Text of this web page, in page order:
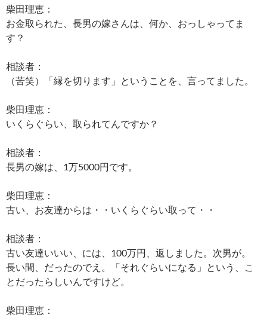
柴田理恵：
お金取られた、長男の嫁さんは、何か、おっしゃってま
す？
相談者：
（苦笑）「縁を切ります」ということを、言ってました。
柴田理恵：
いくらぐらい、取られてんですか？
相談者：
長男の嫁は、1万5000円です。
柴田理恵：
古い、お友達からは・・いくらぐらい取って・・
相談者：
古い友達いいい、には、100万円、返しました。次男が。
長い間、だったのでえ。「それぐらいになる」という、こ
とだったらしいんですけど。
柴田理恵：